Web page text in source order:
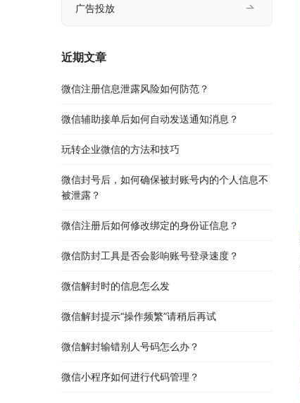
广告投放
近期文章
微信注册信息泄露风险如何防范？
微信辅助接单后如何自动发送通知消息？
玩转企业微信的方法和技巧
微信封号后，如何确保被封账号内的个人信息不
被泄露？
微信注册后如何修改绑定的身份证信息？
微信防封工具是否会影响账号登录速度？
微信解封时的信息怎么发
微信解封提示“操作频繁”请稍后再试
微信解封输错别人号码怎么办？
微信小程序如何进行代码管理？